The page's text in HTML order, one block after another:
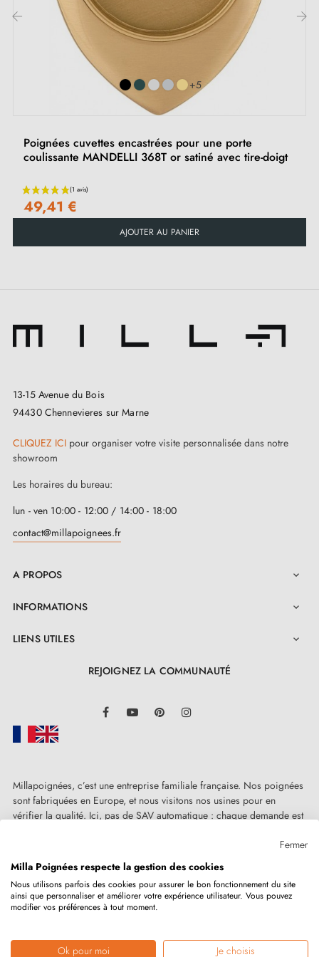
Conseils d'Entretien :
Nettoyez régulièrement avec un chiffon doux et sec
pour maintenir la brillance de la finition or satiné.
Évitez l'utilisation de produits abrasifs ou chimiques.
Contenu du Paquet :
1 x Gâche aveugle pour porte coulissante - Or satiné
+5
Poignées cuvettes encastrées pour une porte
coulissante MANDELLI 368T or satiné avec tire-doigt
49,41 €
AJOUTER AU PANIER
13-15 Avenue du Bois
94430 Chennevieres sur Marne
CLIQUEZ ICI pour organiser votre visite personnalisée dans notre
showroom
Les horaires du bureau:
lun - ven 10:00 - 12:00 / 14:00 - 18:00
contact@millapoignees.fr
A PROPOS 
INFORMATIONS 
LIENS UTILES 
REJOIGNEZ LA COMMUNAUTÉ
FacebookYouTube Pinterest
Millapoignées, c’est une entreprise familiale française. Nos poignées
sont fabriquées en Europe, et nous visitons nos usines pour en
vérifier la qualité. Ici, pas de SAV automatique : chaque demande est
Copyright © 2026MILLA POIGNEESTous droits réservés.
Fermer
Milla Poignées respecte la gestion des cookies
Nous utilisons parfois des cookies pour assurer le bon fonctionnement du site
ainsi que personnaliser et améliorer votre expérience utilisateur. Vous pouvez
modifier vos préférences à tout moment.
Ok pour moi Je choisis